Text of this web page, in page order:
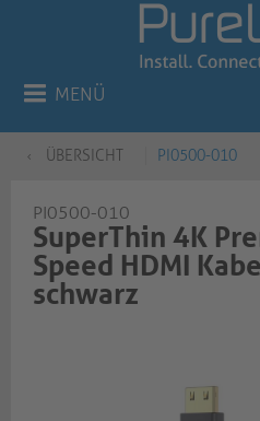
MENÜ
ÜBERSICHT PI0500-010
PI0500-010
SuperThin 4K
Speed HDMI
schwarz